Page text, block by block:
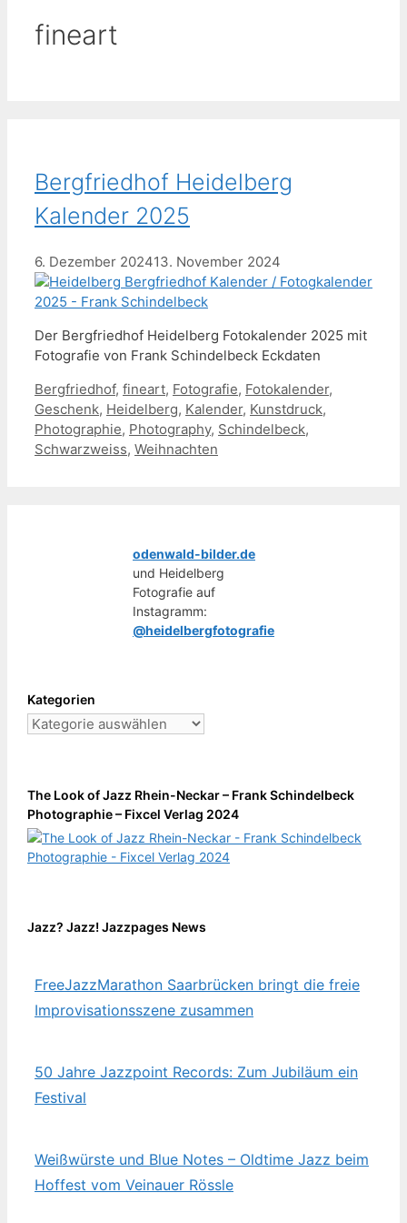
fineart
Bergfriedhof Heidelberg
Kalender 2025
6. Dezember 202413. November 2024
Der Bergfriedhof Heidelberg Fotokalender 2025 mit
Fotografie von Frank Schindelbeck Eckdaten
Schlagwörter
Bergfriedhof, fineart, Fotografie, Fotokalender,
Geschenk, Heidelberg, Kalender, Kunstdruck,
Photographie, Photography, Schindelbeck,
Schwarzweiss, Weihnachten
odenwald-bilder.de
und Heidelberg
Fotografie auf
Instagramm:
@heidelbergfotografie
Kategorien
Kategorien
The Look of Jazz Rhein-Neckar – Frank Schindelbeck
Photographie – Fixcel Verlag 2024
Jazz? Jazz! Jazzpages News
FreeJazzMarathon Saarbrücken bringt die freie
Improvisationsszene zusammen
50 Jahre Jazzpoint Records: Zum Jubiläum ein
Festival
Weißwürste und Blue Notes – Oldtime Jazz beim
Hoffest vom Veinauer Rössle